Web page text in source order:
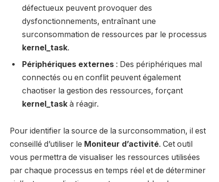
défectueux peuvent provoquer des
dysfonctionnements, entraînant une
surconsommation de ressources par le processus
kernel_task.
Périphériques externes : Des périphériques mal
connectés ou en conflit peuvent également
chaotiser la gestion des ressources, forçant
kernel_task à réagir.
Pour identifier la source de la surconsommation, il est
conseillé d’utiliser le Moniteur d’activité. Cet outil
vous permettra de visualiser les ressources utilisées
par chaque processus en temps réel et de déterminer